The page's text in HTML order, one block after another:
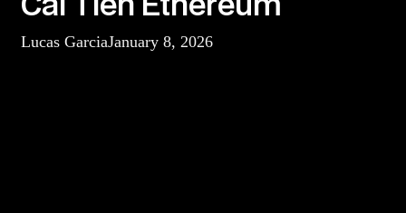
Cải Tiến Ethereum
Lucas GarciaJanuary 8, 2026